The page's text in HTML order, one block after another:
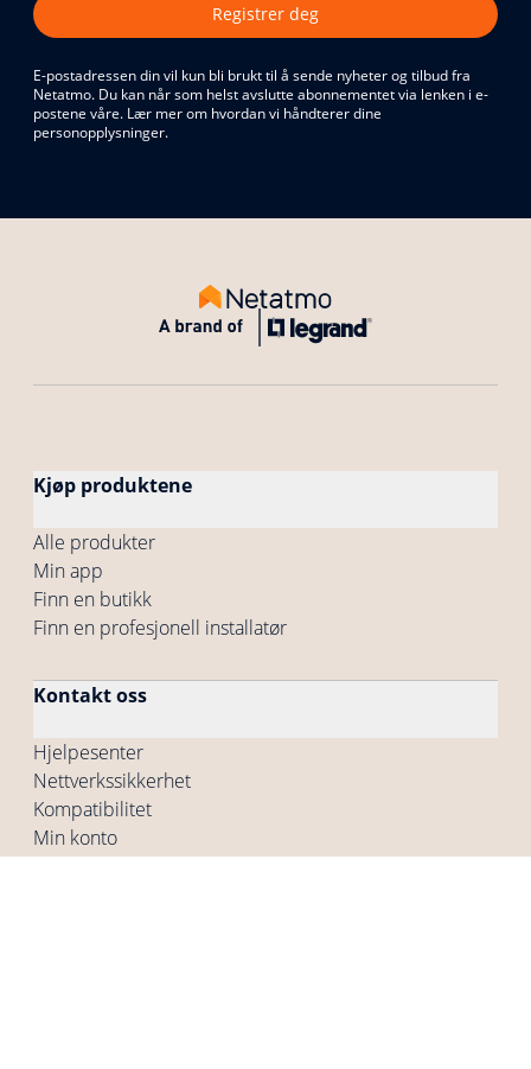
Registrer deg
E-postadressen din vil kun bli brukt til å sende nyheter og tilbud fra
Netatmo. Du kan når som helst avslutte abonnementet via lenken i e-
postene våre. Lær mer om hvordan vi håndterer dine
personopplysninger.
Kjøp produktene
Alle produkter
Min app
Finn en butikk
Finn en profesjonell installatør
Kontakt oss
Hjelpesenter
Nettverkssikkerhet
Kompatibilitet
Min konto